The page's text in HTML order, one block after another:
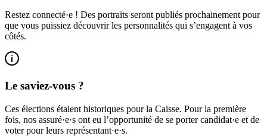
Restez connecté·e ! Des portraits seront publiés prochainement pour
que vous puissiez découvrir les personnalités qui s’engagent à vos
côtés.
Le saviez-vous ?
Ces élections étaient historiques pour la Caisse. Pour la première
fois, nos assuré·e·s ont eu l’opportunité de se porter candidat·e et de
voter pour leurs représentant·e·s.